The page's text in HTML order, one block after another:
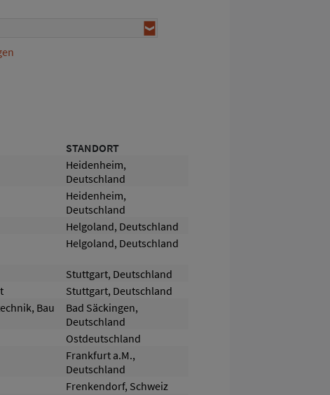
STANDORT
Heidenheim,
Deutschland
Heidenheim,
Deutschland
Helgoland, Deutschland
Helgoland, Deutschland
Stuttgart, Deutschland
Stuttgart, Deutschland
Bau
Bad Säckingen,
Deutschland
Ostdeutschland
Frankfurt a.M.,
Deutschland
Frenkendorf, Schweiz